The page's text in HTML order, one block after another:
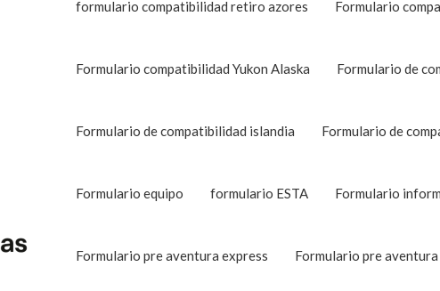
formulario compatibilidad retiro azores Formulario
Formulario compatibilidad Yukon Alaska Formulario de
Formulario de compatibilidad islandia Formulario de
Formulario equipo formulario ESTA Formulario
Formulario pre aventura express Formulario pre